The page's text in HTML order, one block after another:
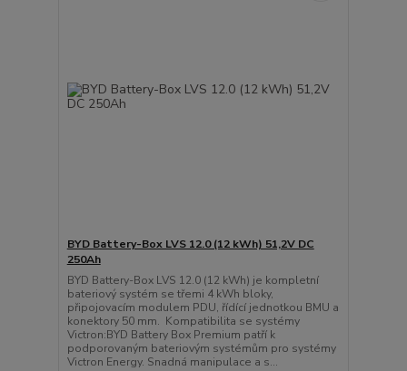
BYD Battery-Box LVS 12.0 (12 kWh) 51,2V DC
250Ah
BYD Battery-Box LVS 12.0 (12 kWh) je kompletní
bateriový systém se třemi 4 kWh bloky,
připojovacím modulem PDU, řídící jednotkou BMU a
konektory 50 mm. Kompatibilita se systémy
Victron:BYD Battery Box Premium patří k
podporovaným bateriovým systémům pro systémy
Victron Energy. Snadná manipulace a s...